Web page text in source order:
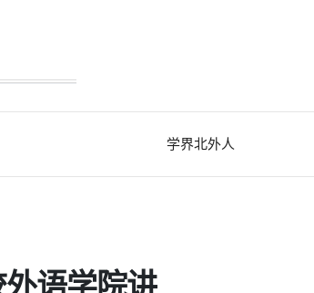
学界北外人
语学院讲